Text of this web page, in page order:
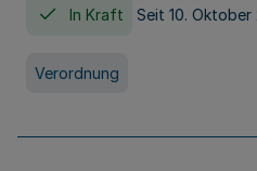
In Kraft Seit 10. Oktober
Verordnung